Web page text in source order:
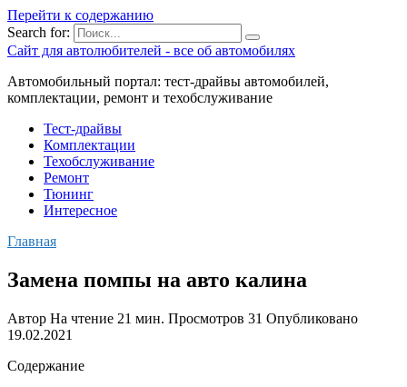
Перейти к содержанию
Search for:
Сайт для автолюбителей - все об автомобилях
Автомобильный портал: тест-драйвы автомобилей,
комплектации, ремонт и техобслуживание
Тест-драйвы
Комплектации
Техобслуживание
Ремонт
Тюнинг
Интересное
Главная
Замена помпы на авто калина
Автор На чтение 21 мин. Просмотров 31 Опубликовано
19.02.2021
Содержание